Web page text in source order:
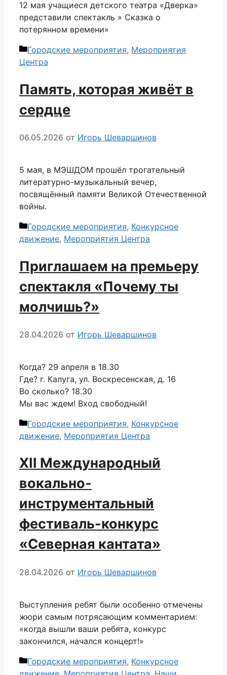
12 мая учащиеся детского театра «Дверка»
представили спектакль » Сказка о
потерянном времени»
Рубрики
Городские мероприятия, Мероприятия
Центра
Память, которая живёт в
сердце
06.05.2026 от Игорь Шеваршинов
5 мая, в МЭШДОМ прошёл трогательный
литературно-музыкальный вечер,
посвящённый памяти Великой Отечественной
войны.
Рубрики
Городские мероприятия, Конкурсное
движение, Мероприятия Центра
Приглашаем на премьеру
спектакля «Почему ты
молчишь?»
28.04.2026 от Игорь Шеваршинов
Когда? 29 апреля в 18.30
Где? г. Калуга, ул. Воскресенская, д. 16
Во сколько? 18.30
Мы вас ждем! Вход свободный!
Рубрики
Городские мероприятия, Конкурсное
движение, Мероприятия Центра
XII Международный
вокально-
инструментальный
фестиваль-конкурс
«Северная кантата»
28.04.2026 от Игорь Шеваршинов
Выступления ребят были особенно отмечены
жюри самым потрясающим комментарием:
«когда вышли ваши ребята, конкурс
закончился, начался концерт!»
Рубрики
Городские мероприятия, Конкурсное